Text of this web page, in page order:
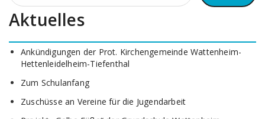
Aktuelles
Ankündigungen der Prot. Kirchengemeinde Wattenheim-
Hettenleidelheim-Tiefenthal
Zum Schulanfang
Zuschüsse an Vereine für die Jugendarbeit